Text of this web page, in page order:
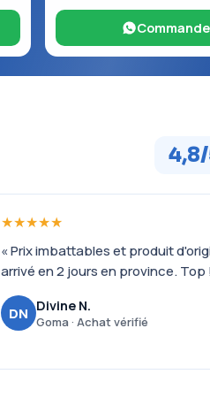
★★★★★
« Prix imbattables et produit
arrivé en 2 jours en province. Top
DN Divine N.
Goma · Achat vérifié